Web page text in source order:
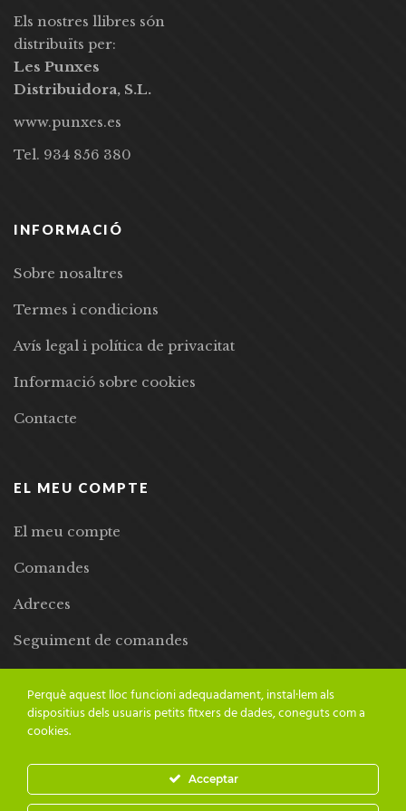
Els nostres llibres són
distribuïts per:
Les Punxes
Distribuidora, S.L.
www.punxes.es
Tel. 934 856 380
INFORMACIÓ
Sobre nosaltres
Termes i condicions
Avís legal i política de privacitat
Informació sobre cookies
Contacte
EL MEU COMPTE
El meu compte
Comandes
Adreces
Seguiment de comandes
© 2024 Adesiara Editorial | Tots els drets reservats | Preus amb
Perquè aquest lloc funcioni adequadament, instal·lem als
dispositius dels usuaris petits fitxers de dades, coneguts com a
cookies.
Acceptar